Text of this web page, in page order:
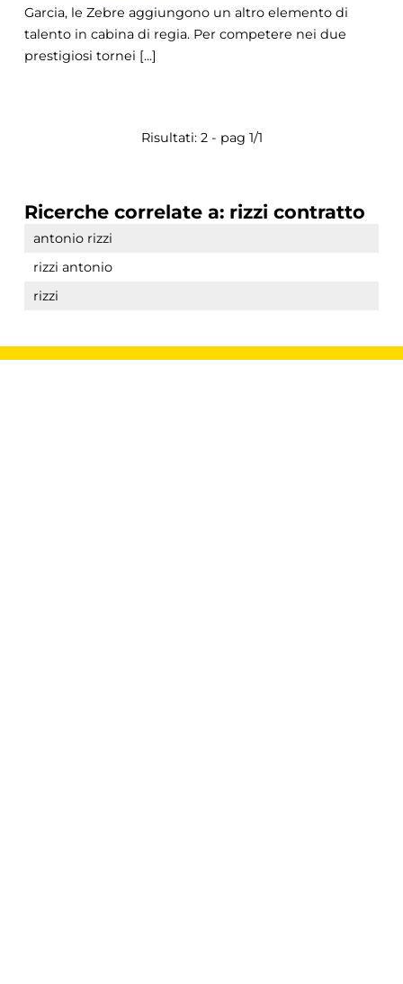
Garcia, le Zebre aggiungono un altro elemento di
talento in cabina di regia. Per competere nei due
prestigiosi tornei [...]
Risultati: 2 - pag 1/1
Ricerche correlate a: rizzi contratto
antonio rizzi
rizzi antonio
rizzi